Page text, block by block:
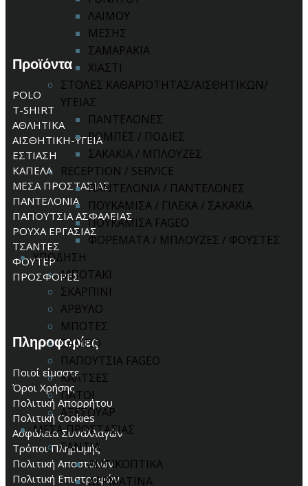
ΛΑΙΜΟΥ
ΜΕΣΗΣ
ΣΑΜΑΡΑΚΙΑ
ΧΙΑΣΤΙ
ΣΤΟΛΕΣ ΚΑΘΑΡΙΟΤΗΤΑΣ/ΑΙΣΘΗΤΙΚΩΝ/
ΥΓΕΙΑΣ
ΠΑΝΤΕΛΟΝΕΣ
ΡΟΜΠΕΣ / ΠΟΔΙΕΣ
ΣΑΚΑΚΙΑ / ΜΠΛΟΥΖΕΣ
RECEPTION / SERVICE
ΠΑΝΤΕΛΟΝΙΑ / ΠΑΝΤΕΛΟΝΕΣ
ΠΟΥΚΑΜΙΣΑ / ΓΙΛΕΚΑ / ΣΑΚΑΚΙΑ
ΠΟΥΚΑΜΙΣΑ FAGEO
ΦΟΡΕΜΑΤΑ / ΜΠΛΟΥΖΕΣ / ΦΟΥΣΤΕΣ
ΥΠΟΔΗΣΗ
ΜΠΟΤΑΚΙ
ΣΚΑΡΠΙΝΙ
ΑΡΒΥΛΟ
ΜΠΟΤΕΣ
ΣΑΜΠΟ
ΠΑΠΟΥΤΣΙΑ FAGEO
ΚΑΛΤΣΕΣ
ΠΑΤΟΙ
ΑΞΕΣΟΥΑΡ
ΜΕΣΑ ΠΡΟΣΤΑΣΙΑΣ
ΓΑΝΤΙΑ
ΑΝΤΙΚΟΠΤΙΚΑ
ΔΕΡΜΑΤΙΝΑ
Προϊόντα
POLO
T-SHIRT
ΑΘΛΗΤΙΚΑ
ΑΙΣΘΗΤΙΚΗ-ΥΓΕΙΑ
ΕΣΤΙΑΣΗ
ΚΑΠΕΛΑ
ΜΕΣΑ ΠΡΟΣΤΑΣΙΑΣ
ΠΑΝΤΕΛΟΝΙΑ
ΠΑΠΟΥΤΣΙΑ ΑΣΦΑΛΕΙΑΣ
ΡΟΥΧΑ ΕΡΓΑΣΙΑΣ
ΤΣΑΝΤΕΣ
ΦΟΥΤΕΡ
ΠΡΟΣΦΟΡΕΣ
Πληροφορίες
Ποιοί είμαστε
Όροι Χρήσης
Πολιτική Απορρήτου
Πολιτική Cookies
Ασφάλεια Συναλλαγών
Τρόποι Πληρωμής
Πολιτική Αποστολών
Πολιτική Επιστροφών